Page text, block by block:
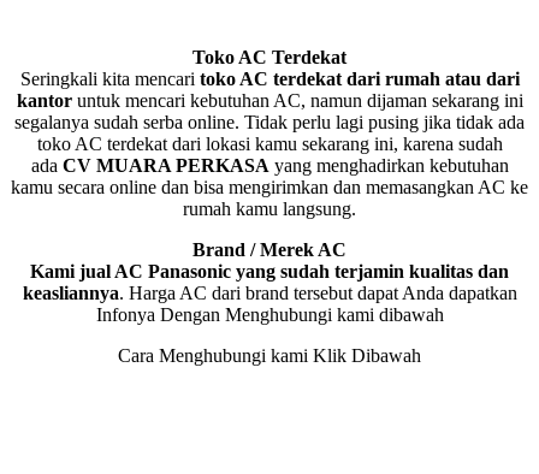
Toko AC Terdekat
Seringkali kita mencari toko AC terdekat dari rumah atau dari
kantoruntuk mencari kebutuhan AC, namun dijaman sekarang ini
segalanya sudah serba online. Tidak perlu lagi pusing jika tidak ada
toko AC terdekat dari lokasi kamu sekarang ini, karena sudah
ada CV MUARA PERKASA yang menghadirkan kebutuhan
kamu secara online dan bisa mengirimkan dan memasangkan AC ke
rumah kamu langsung.
Brand / Merek AC
Kami jual AC Panasonic yang sudah terjamin kualitas dan
keasliannya. Harga AC dari brand tersebut dapat Anda dapatkan
Infonya Dengan Menghubungi kami dibawah
Cara Menghubungi kami Klik Dibawah